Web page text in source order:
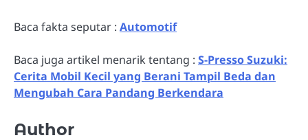
Baca fakta seputar : Automotif
Baca juga artikel menarik tentang : S-Presso Suzuki:
Cerita Mobil Kecil yang Berani Tampil Beda dan
Mengubah Cara Pandang Berkendara
Author